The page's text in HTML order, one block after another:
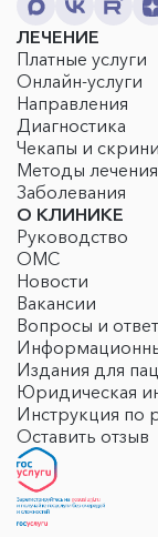
ЛЕЧЕНИЕ
Платные услуги
Онлайн-услуги
Направления
Диагностика
Чекапы и
Методы лечения
Заболевания
О КЛИНИКЕ
Руководство
ОМС
Новости
Вакансии
Вопросы и
Издания для
Юридическая
Инструкция по
Оставить отзыв